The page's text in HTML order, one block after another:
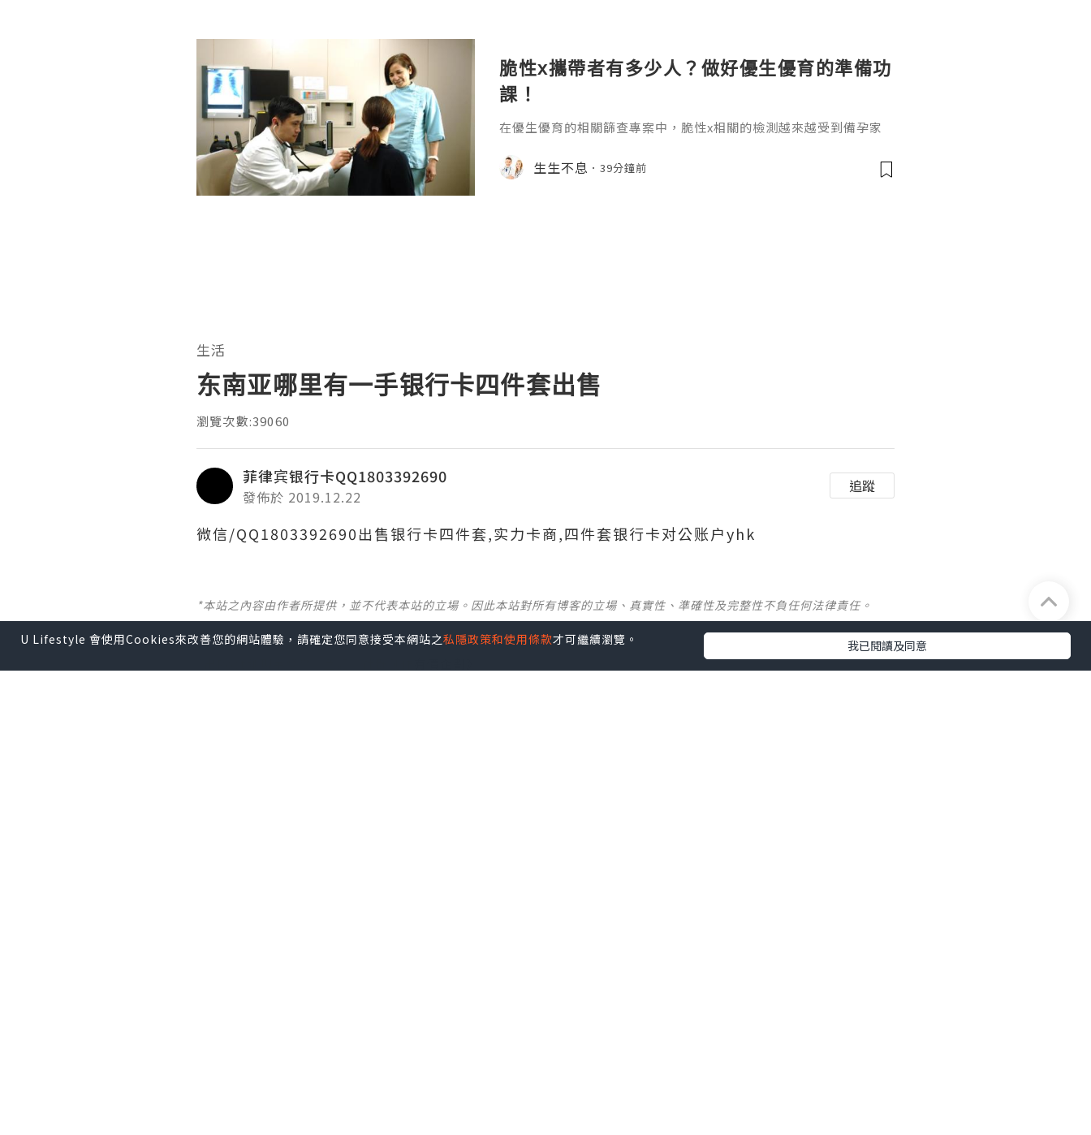
脆性x攜帶者有多少人？做好優生優育的準備功
課！
在優生優育的相關篩查專案中，脆性x相關的檢測越來越受到備孕家
因病，大多數人對脆性x染色體綜合征的患者規模有基礎認知，卻很
少瞭解隱性攜帶者的群體體量，脆性x攜帶者有多少人？結合國際公
生生不息 39分鐘前
生活
东南亚哪里有一手银行卡四件套出售
瀏覽次數:39060
菲律宾银行卡QQ1803392690
發佈於 2019.12.22
追蹤
微信/QQ1803392690出售银行卡四件套,实力卡商,四件套银行卡对公账户yhk
*本站之內容由作者所提供，並不代表本站的立場。因此本站對所有博客的立場、真實性、準確性及完整性不負任何法律責任。
【 U Creator 招募 】
U Lifestyle 會使用Cookies來改善您的網站體驗，請確定您同意接受本網站之私隱政策和使用條款才可繼續瀏覽。 我已閱讀及同意